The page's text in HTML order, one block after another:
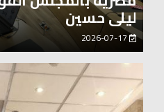
ليلى حسين
2026-07-17